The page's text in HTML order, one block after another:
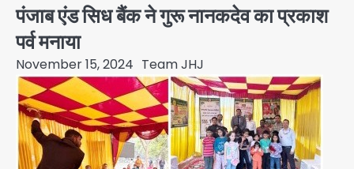
पंजाब एंड सिध बैंक ने गुरू नानकदेव का प्रकाश
पर्व मनाया
November 15, 2024 Team JHJ